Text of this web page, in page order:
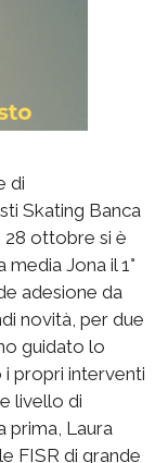
di
Skating Banca
28 ottobre si è
Jona il 1°
adesione da
novità, per due
guidato lo
propri interventi
livello di
prima, Laura
FISR di grande